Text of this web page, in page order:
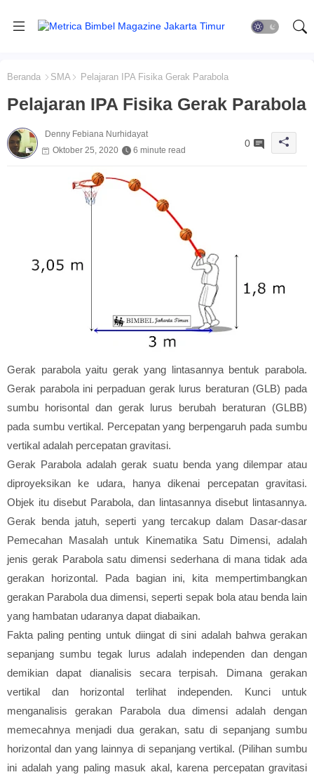
Beranda SMA Pelajaran IPA Fisika Gerak Parabola
Pelajaran IPA Fisika Gerak Parabola
Denny Febiana Nurhidayat
Oktober 25, 2020
6 minute read
0
Gerak parabola yaitu gerak yang lintasannya bentuk parabola.
Gerak parabola ini perpaduan gerak lurus beraturan (GLB) pada
sumbu horisontal dan gerak lurus berubah beraturan (GLBB)
pada sumbu vertikal. Percepatan yang berpengaruh pada sumbu
vertikal adalah percepatan gravitasi.
Gerak Parabola adalah gerak suatu benda yang dilempar atau
diproyeksikan ke udara, hanya dikenai percepatan gravitasi.
Objek itu disebut Parabola, dan lintasannya disebut lintasannya.
Gerak benda jatuh, seperti yang tercakup dalam Dasar-dasar
Pemecahan Masalah untuk Kinematika Satu Dimensi, adalah
jenis gerak Parabola satu dimensi sederhana di mana tidak ada
gerakan horizontal. Pada bagian ini, kita mempertimbangkan
gerakan Parabola dua dimensi, seperti sepak bola atau benda lain
yang hambatan udaranya dapat diabaikan.
Fakta paling penting untuk diingat di sini adalah bahwa gerakan
sepanjang sumbu tegak lurus adalah independen dan dengan
demikian dapat dianalisis secara terpisah. Dimana gerakan
vertikal dan horizontal terlihat independen. Kunci untuk
menganalisis gerakan Parabola dua dimensi adalah dengan
memecahnya menjadi dua gerakan, satu di sepanjang sumbu
horizontal dan yang lainnya di sepanjang vertikal. (Pilihan sumbu
ini adalah yang paling masuk akal, karena percepatan gravitasi